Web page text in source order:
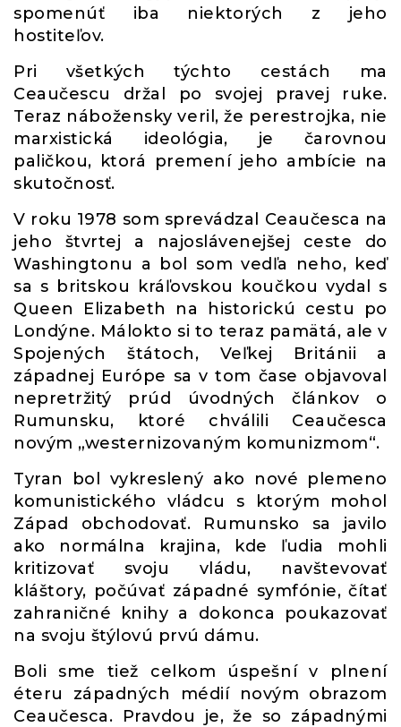
spomenúť iba niektorých z jeho
hostiteľov.
Pri všetkých týchto cestách ma
Ceaučescu držal po svojej pravej ruke.
Teraz nábožensky veril, že perestrojka, nie
marxistická ideológia, je čarovnou
paličkou, ktorá premení jeho ambície na
skutočnosť.
V roku 1978 som sprevádzal Ceaučesca na
jeho štvrtej a najoslávenejšej ceste do
Washingtonu a bol som vedľa neho, keď
sa s britskou kráľovskou koučkou vydal s
Queen Elizabeth na historickú cestu po
Londýne. Málokto si to teraz pamätá, ale v
Spojených štátoch, Veľkej Británii a
západnej Európe sa v tom čase objavoval
nepretržitý prúd úvodných článkov o
Rumunsku, ktoré chválili Ceaučesca
novým „westernizovaným komunizmom“.
Tyran bol vykreslený ako nové plemeno
komunistického vládcu s ktorým mohol
Západ obchodovať. Rumunsko sa javilo
ako normálna krajina, kde ľudia mohli
kritizovať svoju vládu, navštevovať
kláštory, počúvať západné symfónie, čítať
zahraničné knihy a dokonca poukazovať
na svoju štýlovú prvú dámu.
Boli sme tiež celkom úspešní v plnení
éteru západných médií novým obrazom
Ceaučesca. Pravdou je, že so západnými